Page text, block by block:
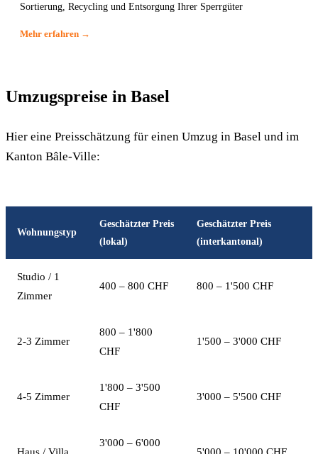
Sortierung, Recycling und Entsorgung Ihrer Sperrgüter
Mehr erfahren →
Umzugspreise in Basel
Hier eine Preisschätzung für einen Umzug in Basel und im
Kanton Bâle-Ville:
Wohnungstyp
Geschätzter Preis
(lokal)
Geschätzter Preis
(interkantonal)
Studio / 1
Zimmer
400 – 800 CHF 800 – 1'500 CHF
2-3 Zimmer
800 – 1'800
CHF
1'500 – 3'000 CHF
4-5 Zimmer
1'800 – 3'500
CHF
3'000 – 5'500 CHF
3'000 – 6'000